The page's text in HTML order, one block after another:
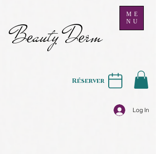
Beauty Derm
ME
NU
Log In
Réserver